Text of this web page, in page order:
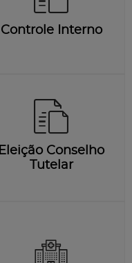
Controle Interno
Eleição Conselho
Tutelar